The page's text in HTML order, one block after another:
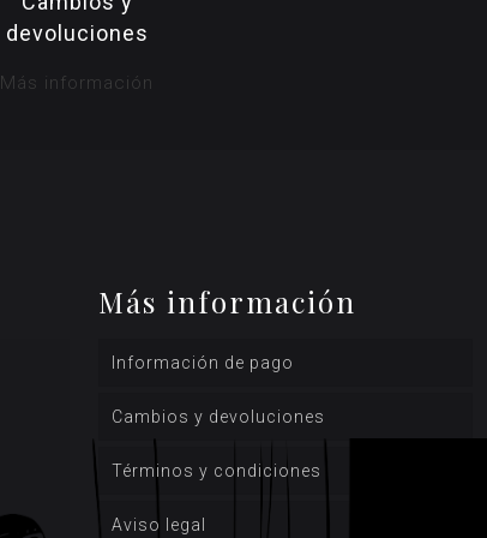
devoluciones
Más información
Más información
Información de pago
Cambios y devoluciones
Términos y condiciones
Aviso legal